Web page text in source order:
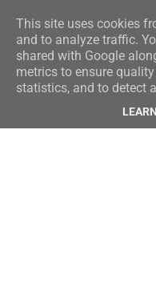
This site uses cookies
and to analyze traffic.
shared with Google
metrics to ensure
statistics, and to detect